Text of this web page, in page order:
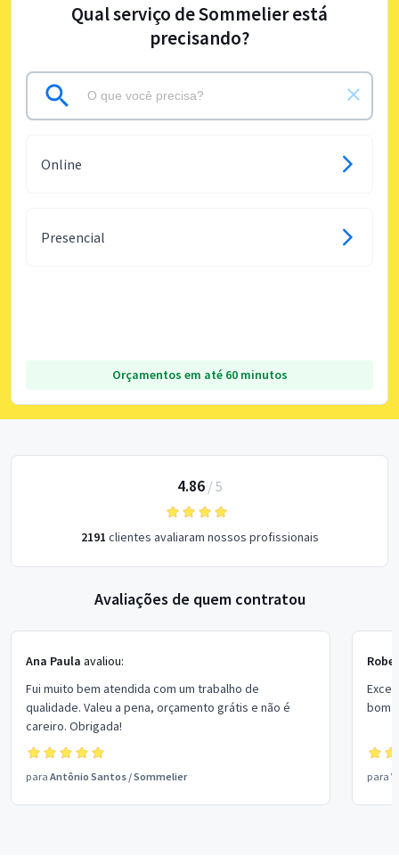
Qual serviço de Sommelier está
precisando?
Online
Presencial
Orçamentos em até 60 minutos
4.86/ 5
2191 clientes avaliaram nossos profissionais
Avaliações de quem contratou
Ana Paula avaliou:
Fui muito bem atendida com um trabalho de
qualidade. Valeu a pena, orçamento grátis e não é
careiro. Obrigada!
para Antônio Santos /Sommelier
bom
para